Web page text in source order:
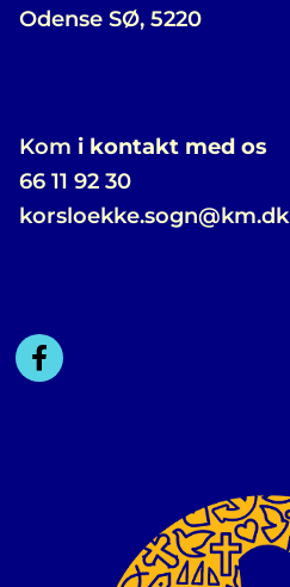
Odense SØ, 5220
Kom i kontakt med os
66 11 92 30
korsloekke.sogn@km.dk